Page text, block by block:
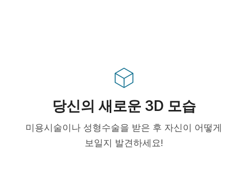
당신의 새로운 3D 모습
미용시술이나 성형수술을 받은 후 자신이 어떻게
보일지 발견하세요!